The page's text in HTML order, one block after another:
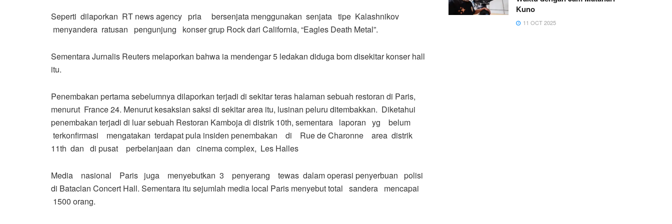
Seperti dilaporkan RT news agency pria bersenjata menggunakan senjata tipe Kalashnikov
menyandera ratusan pengunjung konser grup Rock dari California, “Eagles Death Metal”.
Sementara Jurnalis Reuters melaporkan bahwa ia mendengar 5 ledakan diduga bom disekitar konser hall
itu.
Penembakan pertama sebelumnya dilaporkan terjadi di sekitar teras halaman sebuah restoran di Paris,
menurut France 24. Menurut kesaksian saksi di sekitar area itu, lusinan peluru ditembakkan. Diketahui
penembakan terjadi di luar sebuah Restoran Kamboja di distrik 10th, sementara laporan yg belum
terkonfirmasi mengatakan terdapat pula insiden penembakan di Rue de Charonne area distrik
11th dan di pusat perbelanjaan dan cinema complex, Les Halles
Media nasional Paris juga menyebutkan 3 penyerang tewas dalam operasi penyerbuan polisi
di Bataclan Concert Hall. Sementara itu sejumlah media local Paris menyebut total sandera mencapai
1500 orang.
Kuno
11 OCT 2025